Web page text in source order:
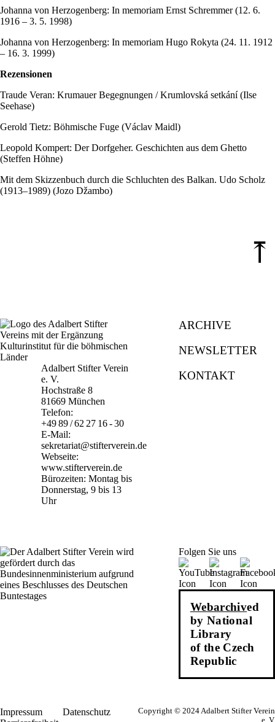
Johanna von Herzogenberg: In memoriam Ernst Schremmer (12. 6.
1916 – 3. 5. 1998)
Johanna von Herzogenberg: In memoriam Hugo Rokyta (24. 11. 1912
– 16. 3. 1999)
Rezensionen
Traude Veran: Krumauer Begegnungen / Krumlovská setkání (Ilse
Seehase)
Gerold Tietz: Böhmische Fuge (Václav Maidl)
Leopold Kompert: Der Dorfgeher. Geschichten aus dem Ghetto
(Steffen Höhne)
Mit dem Skizzenbuch durch die Schluchten des Balkan. Udo Scholz
(1913–1989) (Jozo Džambo)
⤒
Adalbert Stifter Verein
e. V.
Hochstraße 8
81669 München
Telefon:
+49 89 / 62 27 16 - 30
E-Mail:
sekretariat@stifterverein.de
Webseite:
www.stifterverein.de
Bürozeiten: Montag bis
Donnerstag, 9 bis 13
Uhr
ARCHIVE
NEWSLETTER
KONTAKT
Folgen Sie uns
Webarchived
by National
Library
of the Czech
Republic
Impressum
Datenschutz
Copyright © 2024 Adalbert Stifter Verein
e. V.